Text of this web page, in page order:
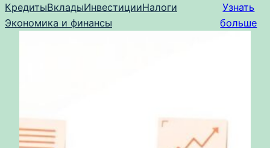
КредитыВкладыИнвестицииНалоги
Экономика и финансы
Узнать
больше